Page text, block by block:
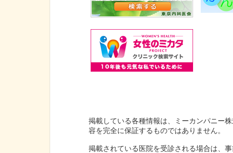
掲載している各種情報は、ミーカンパニー
容を完全に保証するものではありません。
掲載されている医院を受診される場合は、